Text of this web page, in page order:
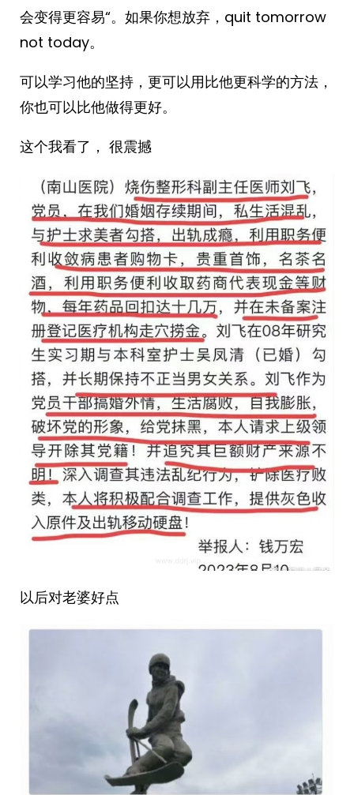
会变得更容易“。如果你想放弃，quit tomorrow
not today。
可以学习他的坚持，更可以用比他更科学的方法，
你也可以比他做得更好。
这个我看了， 很震撼
以后对老婆好点